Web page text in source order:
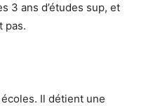
3 ans d’études sup, et
pas.
Il détient une